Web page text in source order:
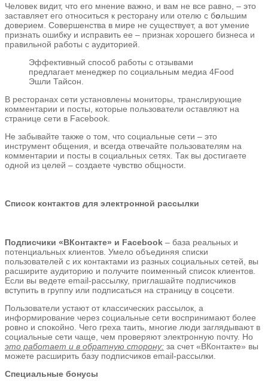
Человек видит, что его мнение важно, и вам не все равно, – это
заставляет его относиться к ресторану или отелю с большим
доверием. Совершенства в мире не существует, а вот умение
признать ошибку и исправить ее – признак хорошего бизнеса и
правильной работы с аудиторией.
Эффективный способ работы с отзывами
предлагает менеджер по социальным медиа 4Food
Эшли Тайсон.
В ресторанах сети установлены мониторы, транслирующие
комментарии и посты, которые пользователи оставляют на
странице сети в Facebook.
Не забывайте также о том, что социальные сети – это
инструмент общения, и всегда отвечайте пользователям на
комментарии и посты в социальных сетях. Так вы достигаете
одной из целей – создаете чувство общности.
Список контактов для электронной рассылки
Подписчики «ВКонтакте» и Facebook – база реальных и
потенциальных клиентов. Умело объединяя списки
пользователей с их контактами из разных социальных сетей, вы
расширите аудиторию и получите поименный список клиентов.
Если вы ведете email-рассылку, приглашайте подписчиков
вступить в группу или подписаться на страницу в соцсети.
Пользователи устают от классических рассылок, а
информирование через социальные сети воспринимают более
ровно и спокойно. Чего греха таить, многие люди заглядывают в
социальные сети чаще, чем проверяют электронную почту. Но
это работает и в обратную сторону: за счет «ВКонтакте» вы
можете расширить базу подписчиков email-рассылки.
Специальные бонусы